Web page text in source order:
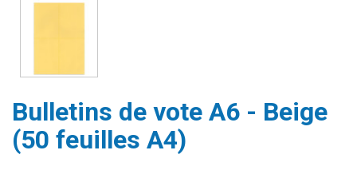
Bulletins de vote A6 - Beige
(50 feuilles A4)